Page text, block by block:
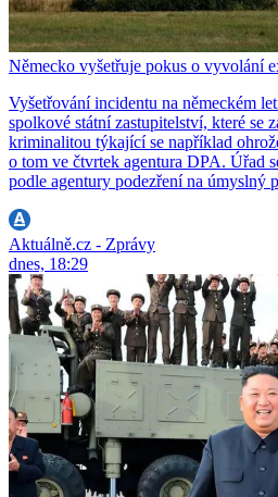
Německo vyšetřuje pokus o vyvolání
Vyšetřování incidentu na německém
spolkové státní zastupitelství, které se
kriminalitou týkající se například
o tom ve čtvrtek agentura DPA. Úřad
podle agentury podezření na úmyslný
Aktuálně.cz - Zprávy
dnes, 18:29